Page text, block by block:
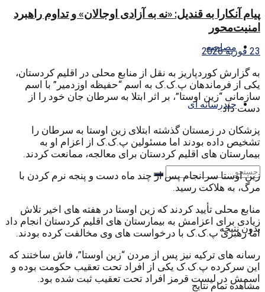
مصاحبه
چندرسانه ای
بدون نتیجه
مشاهده تمام نتایج
پیام آنکارا به قندیل: «نه به آزادی اوجالان» و تداوم راهبرد
امنیت‌محور
23 فوریه 2026
به گزارش کوردپاریز به نقل از منابع محلی در اقلیم کردستان،
یکی از فرماندهان پ.ک.ک به اسم “حفیظه اوزدمیر” با اسم
سازمانی “زین اوستا”، بر اثر ابتلا به سرطان جان خود را از
دست داد.
پزشکان در زمستان گذشته ابتلای زین اوستا به سرطان را
تشخیص داده بودند اما مسئولین پ.ک.ک از اعزام او به
بیمارستان های اقلیم کردستان برای معالجه، ممانعت کردند.
زین اوستا سرانجام پس از چند ماه دست و پنجه نرم کردن با
مرگ، به هلاکت رسید.
منابع محلی تأیید کردند که زین اوستا در هفته های اخیر تلاش
زیادی برای اعزامش به بیمارستان های اقلیم کردستان انجام داد
اما رهبری پ.ک.ک با درخواست های وی مخالفت کرده بودند.
رسانه های ترکیه نیز پس از مردن “زین اوستا”، فاش ساختند که
این سرکرده پ.ک.ک یکی از افراد تحت تعقیب حکومت بوده و
اسمش در لیست قرمز افراد تحت تعقیب ثبت شده بود.